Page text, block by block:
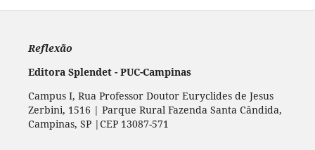
Reflexão
Editora Splendet - PUC-Campinas
Campus I, Rua Professor Doutor Euryclides de Jesus
Zerbini, 1516 | Parque Rural Fazenda Santa Cândida,
Campinas, SP |CEP 13087-571